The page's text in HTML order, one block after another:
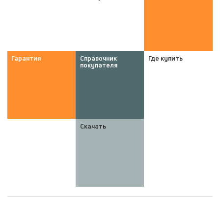
Гарантия Справочник
покупателя
Где купить
Скачать